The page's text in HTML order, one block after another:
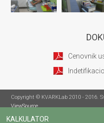
KALKULATOR
Cenovnik
Copyright © KVARKLab 2010 - 2016.
ViewSource
Pratite nas: